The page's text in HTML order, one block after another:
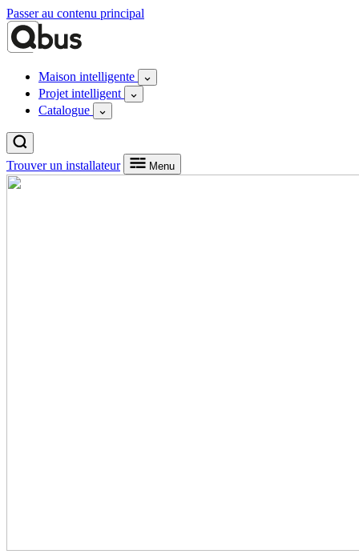
Passer au contenu principal
Maison intelligente
Projet intelligent
Catalogue
Trouver un installateur Menu